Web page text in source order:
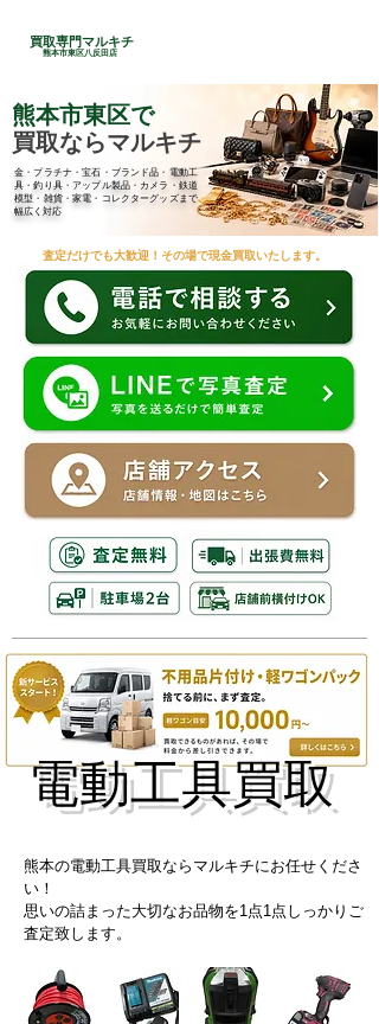
買取専門マルキチ
熊本市東区八反田店
熊本市東区で
買取ならマルキチ
金・プラチナ・宝石・ブランド品・電動工
具・釣り具・アップル製品・カメラ・鉄道
模型・雑貨・家電・コレクターグッズまで
幅広く対応
査定だけでも大歓迎！その場で現金買取いたします。
電動工具買取
熊本の電動工具買取ならマルキチにお任せくださ
い！
思いの詰まった大切なお品物を1点1点しっかりご
査定致します。